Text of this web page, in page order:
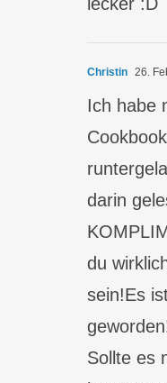
Christin 26.
Ich habe
darin
du
sein!Es
Sollte es